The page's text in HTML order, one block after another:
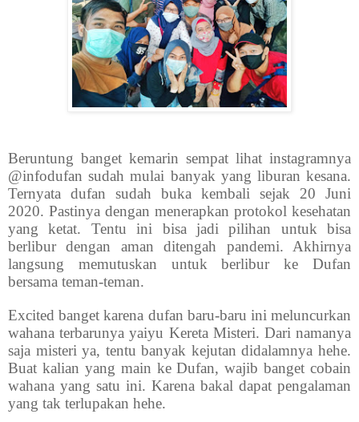
Beruntung banget kemarin sempat lihat instagramnya
@infodufan sudah mulai banyak yang liburan kesana.
Ternyata dufan sudah buka kembali sejak 20 Juni
2020. Pastinya dengan menerapkan protokol kesehatan
yang ketat. Tentu ini bisa jadi pilihan untuk bisa
berlibur dengan aman ditengah pandemi. Akhirnya
langsung memutuskan untuk berlibur ke Dufan
bersama teman-teman.
Excited banget karena dufan baru-baru ini meluncurkan
wahana terbarunya yaiyu Kereta Misteri. Dari namanya
saja misteri ya, tentu banyak kejutan didalamnya hehe.
Buat kalian yang main ke Dufan, wajib banget cobain
wahana yang satu ini. Karena bakal dapat pengalaman
yang tak terlupakan hehe.